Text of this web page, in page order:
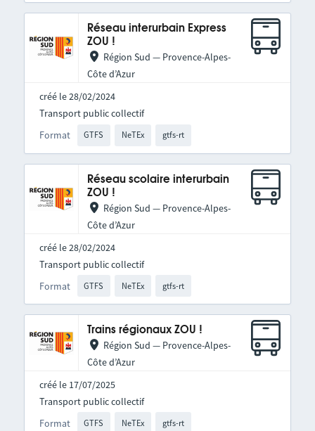
Réseau interurbain Express
ZOU !
Région Sud — Provence-Alpes-
Côte d’Azur
créé le 28/02/2024
Format GTFS NeTEx gtfs-rt
Transport public collectif
Réseau scolaire interurbain
ZOU !
Région Sud — Provence-Alpes-
Côte d’Azur
créé le 28/02/2024
Format GTFS NeTEx gtfs-rt
Transport public collectif
Trains régionaux ZOU !
Région Sud — Provence-Alpes-
Côte d’Azur
créé le 17/07/2025
Format GTFS NeTEx gtfs-rt
Transport public collectif